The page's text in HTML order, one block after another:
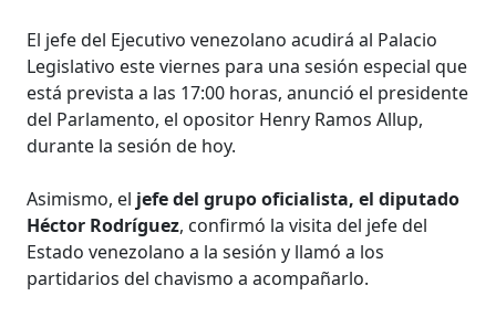
El jefe del Ejecutivo venezolano acudirá al Palacio
Legislativo este viernes para una sesión especial que
está prevista a las 17:00 horas, anunció el presidente
del Parlamento, el opositor Henry Ramos Allup,
durante la sesión de hoy.
Asimismo, el jefe del grupo oficialista, el diputado
Héctor Rodríguez, confirmó la visita del jefe del
Estado venezolano a la sesión y llamó a los
partidarios del chavismo a acompañarlo.